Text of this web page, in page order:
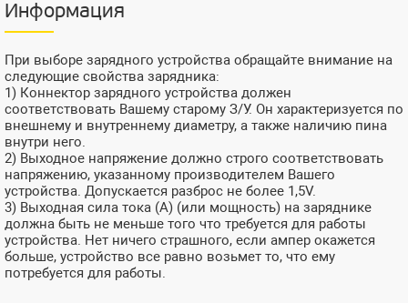
Информация
При выборе зарядного устройства обращайте внимание на
следующие свойства зарядника:
1) Коннектор зарядного устройства должен
соответствовать Вашему старому З/У. Он характеризуется по
внешнему и внутреннему диаметру, а также наличию пина
внутри него.
2) Выходное напряжение должно строго соответствовать
напряжению, указанному производителем Вашего
устройства. Допускается разброс не более 1,5V.
3) Выходная сила тока (А) (или мощность) на заряднике
должна быть не меньше того что требуется для работы
устройства. Нет ничего страшного, если ампер окажется
больше, устройство все равно возьмет то, что ему
потребуется для работы.